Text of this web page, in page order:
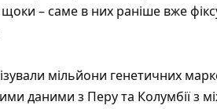
– саме в них раніше вже
мільйони генетичних
даними з Перу та Колумбії з